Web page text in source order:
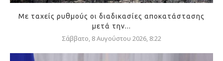
Με ταχείς ρυθμούς οι διαδικασίες αποκατάστασης
μετά την...
Σάββατο, 8 Αυγούστου 2026, 8:22